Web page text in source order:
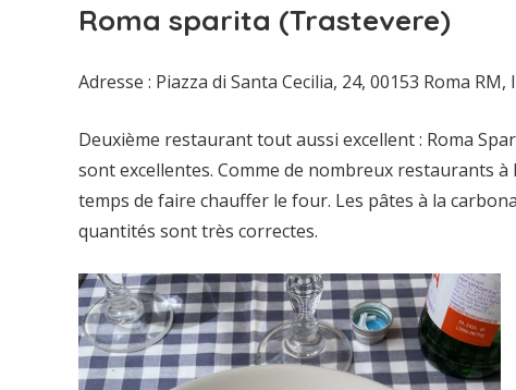
Roma sparita (Trastevere)
Adresse : Piazza di Santa Cecilia, 24, 00153 Roma RM,
Deuxième restaurant tout aussi excellent : Roma
sont excellentes. Comme de nombreux restaurants
temps de faire chauffer le four. Les pâtes à la
quantités sont très correctes.